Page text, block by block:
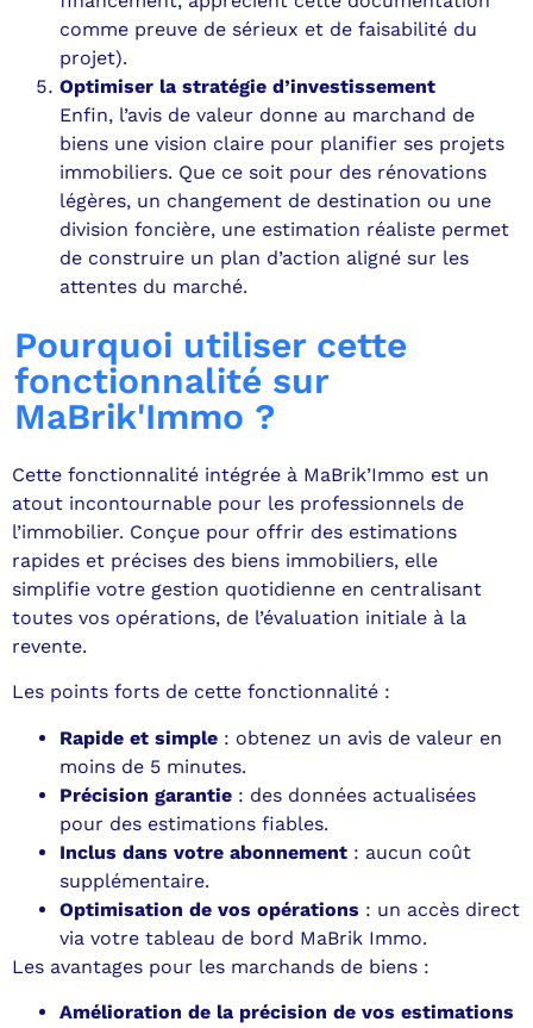
comme preuve de sérieux et de faisabilité du
projet).
Optimiser la stratégie d’investissement
Enfin, l’avis de valeur donne au marchand de
biens une vision claire pour planifier ses projets
immobiliers. Que ce soit pour des rénovations
légères, un changement de destination ou une
division foncière, une estimation réaliste permet
de construire un plan d’action aligné sur les
attentes du marché.
Pourquoi utiliser cette
fonctionnalité sur
MaBrik'Immo ?
Cette fonctionnalité intégrée à MaBrik’Immo est un
atout incontournable pour les professionnels de
l’immobilier. Conçue pour offrir des estimations
rapides et précises des biens immobiliers, elle
simplifie votre gestion quotidienne en centralisant
toutes vos opérations, de l’évaluation initiale à la
revente.
Les points forts de cette fonctionnalité :
Rapide et simple : obtenez un avis de valeur en
moins de 5 minutes.
Précision garantie : des données actualisées
pour des estimations fiables.
Inclus dans votre abonnement : aucun coût
supplémentaire.
Optimisation de vos opérations : un accès direct
via votre tableau de bord MaBrik Immo.
Les avantages pour les marchands de biens :
Amélioration de la précision de vos estimations